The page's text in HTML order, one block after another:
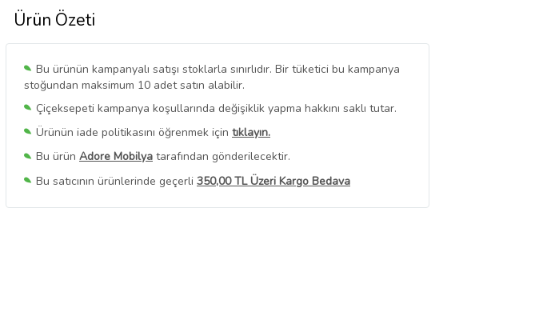
Ürün Özeti
Bu ürünün kampanyalı satışı stoklarla sınırlıdır. Bir tüketici bu kampanya
stoğundan maksimum 10 adet satın alabilir.
Çiçeksepeti kampanya koşullarında değişiklik yapma hakkını saklı tutar.
Ürünün iade politikasını öğrenmek için tıklayın.
Bu ürün Adore Mobilya tarafından gönderilecektir.
Bu satıcının ürünlerinde geçerli 350,00 TL Üzeri Kargo Bedava
Bu SatıcınınTüm Ürünlerini Görüntüle